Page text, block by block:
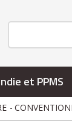
et PPMS